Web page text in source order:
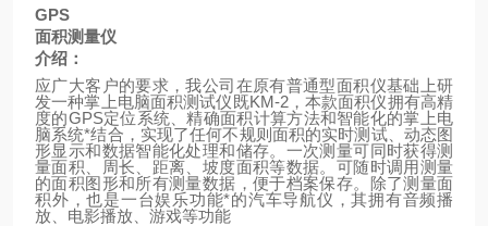
GPS
面积测量仪
介绍：
应广大客户的要求，我公司在原有普通型面积仪基础上研
发一种掌上电脑面积测试仪既KM-2，本款面积仪拥有高精
度的GPS定位系统、精确面积计算方法和智能化的掌上电
脑系统*结合，实现了任何不规则面积的实时测试、动态图
形显示和数据智能化处理和储存。一次测量可同时获得测
量面积、周长、距离、坡度面积等数据。可随时调用测量
的面积图形和所有测量数据，便于档案保存。除了测量面
积外，也是一台娱乐功能*的汽车导航仪，其拥有音频播
放、电影播放、游戏等功能